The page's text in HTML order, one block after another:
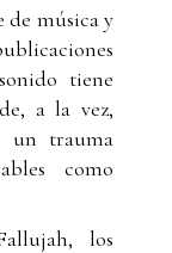
de música y
tiene
a la vez,
un trauma
como
los